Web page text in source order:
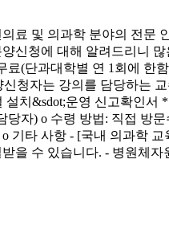
료 및 의과학 분야의 전
신청에 대해 알려드리니
료(단과대학별 연 1회에
청자는 강의를 담당하는
치&sdot;운영 신고확인
당자) o 수령 방법: 직접
기타 사항 - [국내 의과학
을 수 있습니다. - 병원체